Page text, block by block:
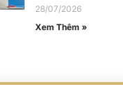
28/07/2026
Xem Thêm »